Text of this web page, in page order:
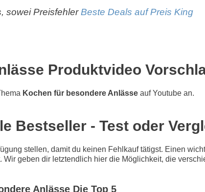
sowei Preisfehler Beste Deals auf Preis King
Produktvideo
Kochen für besondere Anlässe auf Youtube an.
Bestseller - Test oder
stellen, damit du keinen Fehlkauf tätigst. Einen
Wir geben dir letztendlich hier die Möglichkeit, die
Anlässe Die Top 5